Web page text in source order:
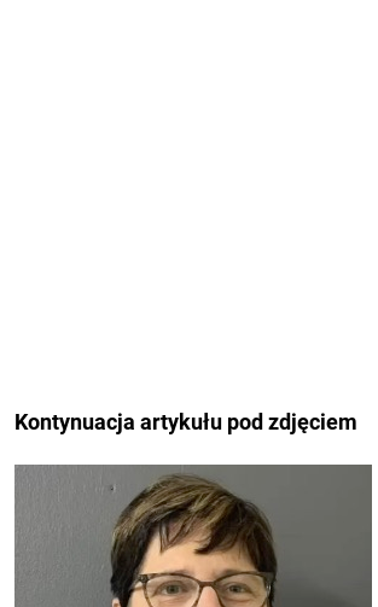
Kontynuacja artykułu pod zdjęciem